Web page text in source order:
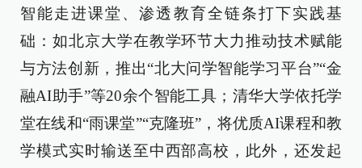
智能走进课堂、渗透教育全链条打下实践基
础：如北京大学在教学环节大力推动技术赋能
与方法创新，推出“北大问学智能学习平台”“金
融AI助手”等20余个智能工具；清华大学依托学
堂在线和“雨课堂”“克隆班”，将优质AI课程和教
学模式实时输送至中西部高校，此外，还发起